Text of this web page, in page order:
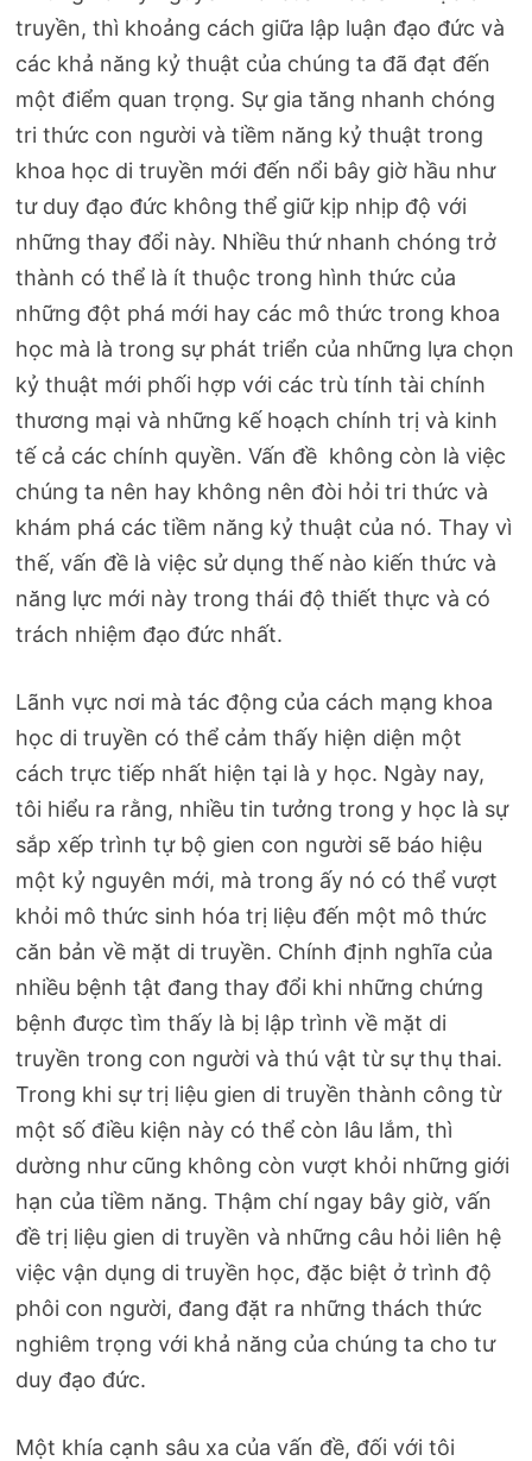
truyền, thì khoảng cách giữa lập luận đạo đức và
các khả năng kỷ thuật của chúng ta đã đạt đến
một điểm quan trọng. Sự gia tăng nhanh chóng
tri thức con người và tiềm năng kỷ thuật trong
khoa học di truyền mới đến nổi bây giờ hầu như
tư duy đạo đức không thể giữ kịp nhịp độ với
những thay đổi này. Nhiều thứ nhanh chóng trở
thành có thể là ít thuộc trong hình thức của
những đột phá mới hay các mô thức trong khoa
học mà là trong sự phát triển của những lựa chọn
kỷ thuật mới phối hợp với các trù tính tài chính
thương mại và những kế hoạch chính trị và kinh
tế cả các chính quyền. Vấn đề không còn là việc
chúng ta nên hay không nên đòi hỏi tri thức và
khám phá các tiềm năng kỷ thuật của nó. Thay vì
thế, vấn đề là việc sử dụng thế nào kiến thức và
năng lực mới này trong thái độ thiết thực và có
trách nhiệm đạo đức nhất.
Lãnh vực nơi mà tác động của cách mạng khoa
học di truyền có thể cảm thấy hiện diện một
cách trực tiếp nhất hiện tại là y học. Ngày nay,
tôi hiểu ra rằng, nhiều tin tưởng trong y học là sự
sắp xếp trình tự bộ gien con người sẽ báo hiệu
một kỷ nguyên mới, mà trong ấy nó có thể vượt
khỏi mô thức sinh hóa trị liệu đến một mô thức
căn bản về mặt di truyền. Chính định nghĩa của
nhiều bệnh tật đang thay đổi khi những chứng
bệnh được tìm thấy là bị lập trình về mặt di
truyền trong con người và thú vật từ sự thụ thai.
Trong khi sự trị liệu gien di truyền thành công từ
một số điều kiện này có thể còn lâu lắm, thì
dường như cũng không còn vượt khỏi những giới
hạn của tiềm năng. Thậm chí ngay bây giờ, vấn
đề trị liệu gien di truyền và những câu hỏi liên hệ
việc vận dụng di truyền học, đặc biệt ở trình độ
phôi con người, đang đặt ra những thách thức
nghiêm trọng với khả năng của chúng ta cho tư
duy đạo đức.
Một khía cạnh sâu xa của vấn đề, đối với tôi